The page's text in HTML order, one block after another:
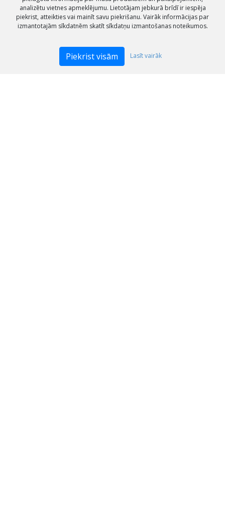
analizētu vietnes apmeklējumu. Lietotājam jebkurā brīdī ir iespēja
piekrist, atteikties vai mainīt savu piekrišanu. Vairāk informācijas par
izmantotajām sīkdatnēm skatīt sīkdatņu izmantošanas noteikumos.
Piekrist visām Lasīt vairāk